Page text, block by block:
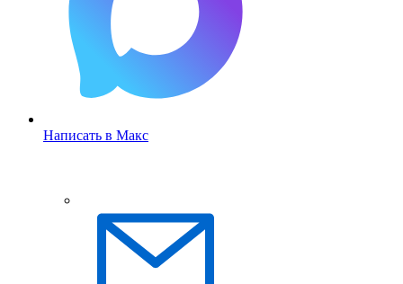
Написать в Макс